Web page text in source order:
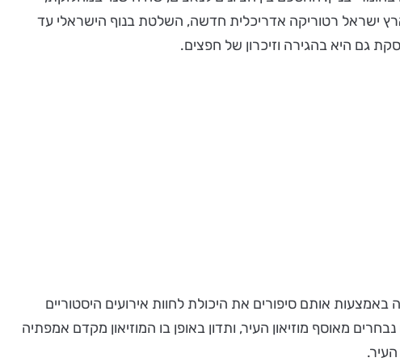
ישראל רטוריקה אדריכלית חדשה, השלטת בנוף הישראלי עד
גם היא בהגירה וזיכרון של חפצים.
אותם סיפורים את היכולת לחוות אירועים היסטוריים
מאוסף מוזיאון העיר, ותדון באופן בו המוזיאון מקדם אמפתיה